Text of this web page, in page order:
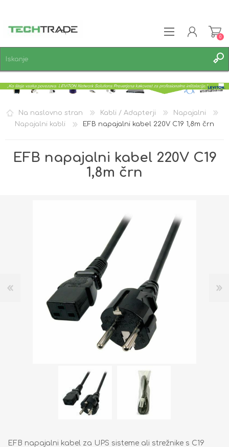
PRIJAVA
0
Na naslovno stran Kabli / Adapterji
Napajalni
Napajalni kabli
EFB napajalni kabel 220V C19 1,8m črn
EFB napajalni kabel 220V C19
1,8m črn
EFB napajalni kabel za UPS sisteme ali strežnike s C19